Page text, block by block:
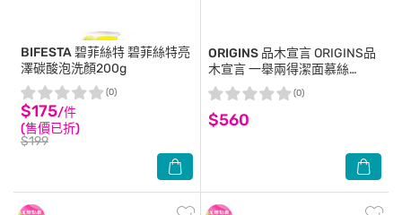
BIFESTA 碧菲絲特碧菲絲特亮
澤碳酸泡洗顏200g
$175/件
(售價已折)
$199
(0)
ORIGINS 品木宣言ORIGINS品
木宣言 一舉兩得潔面慕絲
(150ml)_國際航空版
$560
(0)